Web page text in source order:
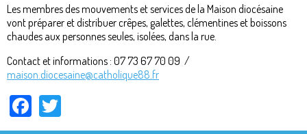
Les membres des mouvements et services de la Maison diocésaine
vont préparer et distribuer crêpes, galettes, clémentines et boissons
chaudes aux personnes seules, isolées, dans la rue.
Contact et informations : 07 73 67 70 09 /
maison.diocesaine@catholique88.fr
Facebook